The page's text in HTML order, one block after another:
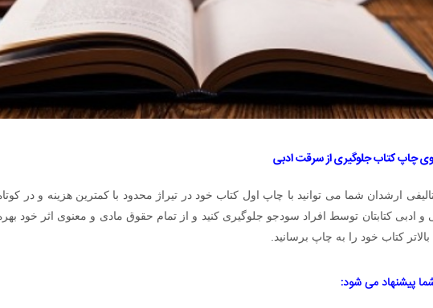
چاپ کتاب جلوگیری از سرقت ادبی
ارشدان شما می توانید با چاپ اول کتاب خود در تیراژ محدود با کمترین هزینه و در
ادبی کتابتان توسط افراد سودجو جلوگیری کنید و از تمام حقوق مادی و معنوی اثر خود
کتاب خود را به چاپ برسانید.
پیشنهاد می شود: